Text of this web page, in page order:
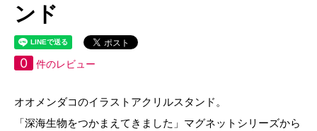
ンド
0 件のレビュー
オオメンダコのイラストアクリルスタンド。
「深海生物をつかまえてきました」マグネットシリーズから